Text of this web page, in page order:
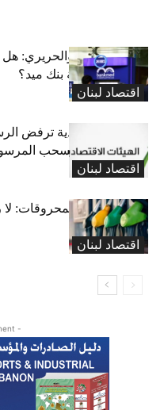
اقتصاد لبنان
قضية الخواجة والحريري:
المودعين صفقة بنك ميد؟
اقتصاد لبنان
الهيئات الاقتصادية ترفض
الجديدة وتدعو لسحب
اقتصاد لبنان
ممثل موزعي المحروقات:
البنزين!
- Advertisement -